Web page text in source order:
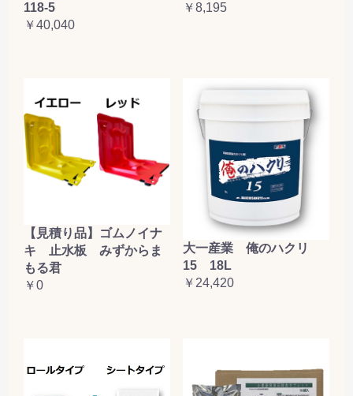
118-5
￥40,040
￥8,195
【見積り品】ゴムノイナ
キ 止水板 みずからま
もる君
￥0
大一産業 俺のハクリ
15 18L
￥24,420